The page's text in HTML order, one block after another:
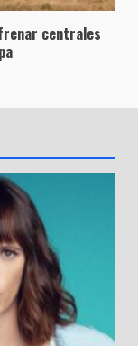
centrales